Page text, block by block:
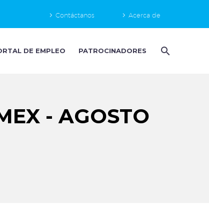
Contáctanos Acerca de
DE EMPLEO PATROCINADORES
- AGOSTO